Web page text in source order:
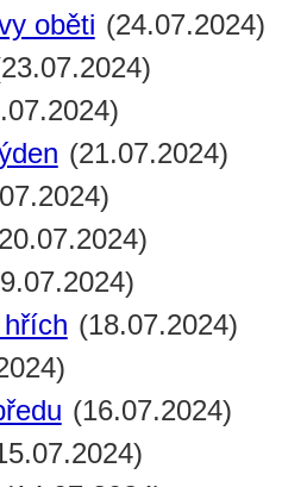
oběti (24.07.2024)
(21.07.2024)
(18.07.2024)
(16.07.2024)